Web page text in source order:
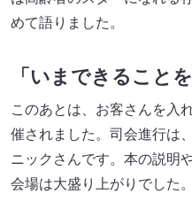
めて語りました。
「いまできること
このあとは、お客さんを入
催されました。司会進行は
ニックさんです。本の説明
会場は大盛り上がりでした。